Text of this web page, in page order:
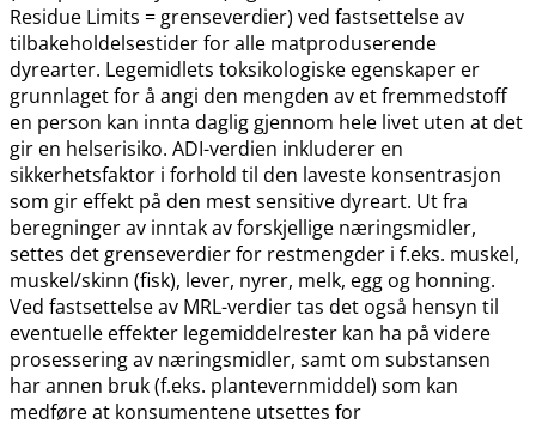
Residue Limits = grenseverdier) ved fastsettelse av
tilbakeholdelsestider for alle matproduserende
dyrearter. Legemidlets toksikologiske egenskaper er
grunnlaget for å angi den mengden av et fremmedstoff
en person kan innta daglig gjennom hele livet uten at det
gir en helserisiko. ADI-verdien inkluderer en
sikkerhetsfaktor i forhold til den laveste konsentrasjon
som gir effekt på den mest sensitive dyreart. Ut fra
beregninger av inntak av forskjellige næringsmidler,
settes det grenseverdier for restmengder i f.eks. muskel,
muskel​/​skinn (fisk), lever, nyrer, melk, egg og honning.
Ved fastsettelse av MRL-verdier tas det også hensyn til
eventuelle effekter legemiddelrester kan ha på videre
prosessering av næringsmidler, samt om substansen
har annen bruk (f.eks. plantevernmiddel) som kan
medføre at konsumentene utsettes for